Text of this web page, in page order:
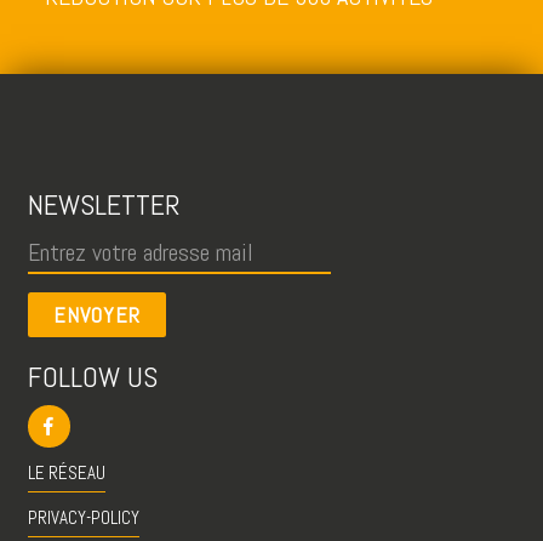
NEWSLETTER
ENVOYER
FOLLOW US
LE RÉSEAU
PRIVACY-POLICY